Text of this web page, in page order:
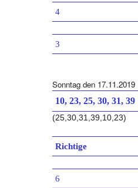
4
3
Sonntag den 17.11.2019
10, 23, 25, 30, 31, 39
(25,30,31,39,10,23)
Richtige
6